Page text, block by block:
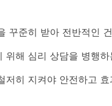
꾸준히 받아 전반적인
위해 심리 상담을 병행
저히 지켜야 안전하고